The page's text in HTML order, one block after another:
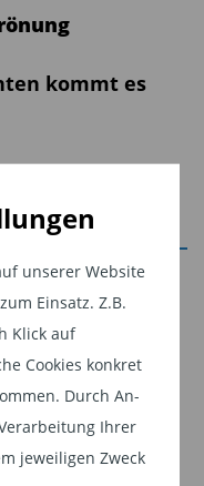
unserer Website
Einsatz. Z.B.
Klick auf
Cookies konkret
Durch An-
Ihrer
jeweiligen Zweck
kommt es
Seither
in immer mehr
es inzwischen.
Was macht die
Anleger
bestätigen
Anleger sind